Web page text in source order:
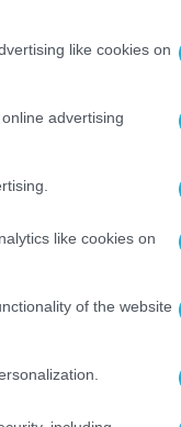
like cookies on
advertising
like cookies on
of the website
του
πιστόλια
ευρώ,
με το
ότι